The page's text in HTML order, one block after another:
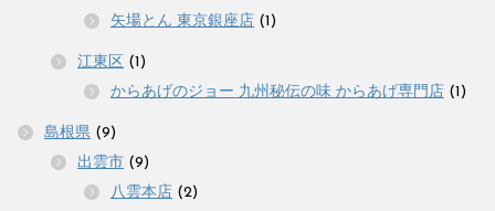
矢場とん 東京銀座店 (1)
江東区 (1)
からあげのジョー 九州秘伝の味 からあげ専門店 (1)
島根県 (9)
出雲市 (9)
八雲本店 (2)